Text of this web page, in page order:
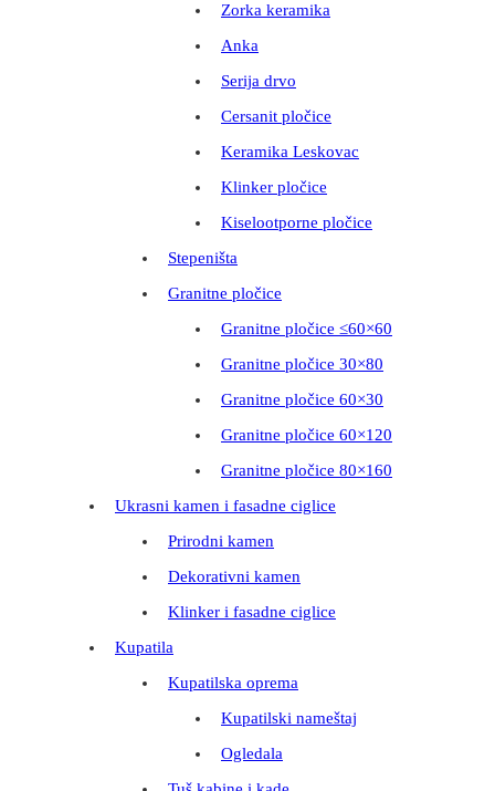
Zorka keramika
Anka
Serija drvo
Cersanit pločice
Keramika Leskovac
Klinker pločice
Kiselootporne pločice
Stepeništa
Granitne pločice
Granitne pločice ≤60×60
Granitne pločice 30×80
Granitne pločice 60×30
Granitne pločice 60×120
Granitne pločice 80×160
Ukrasni kamen i fasadne ciglice
Prirodni kamen
Dekorativni kamen
Klinker i fasadne ciglice
Kupatila
Kupatilska oprema
Kupatilski nameštaj
Ogledala